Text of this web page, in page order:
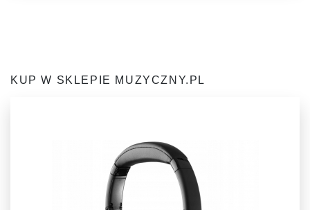
KUP W SKLEPIE MUZYCZNY.PL